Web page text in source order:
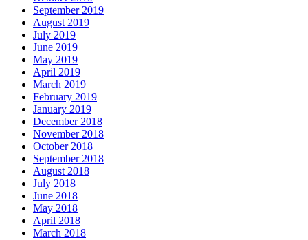
September 2019
August 2019
July 2019
June 2019
May 2019
April 2019
March 2019
February 2019
January 2019
December 2018
November 2018
October 2018
September 2018
August 2018
July 2018
June 2018
May 2018
April 2018
March 2018